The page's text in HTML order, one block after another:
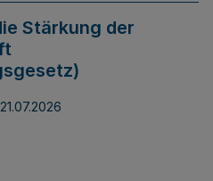
Stärkung der
21.07.2026